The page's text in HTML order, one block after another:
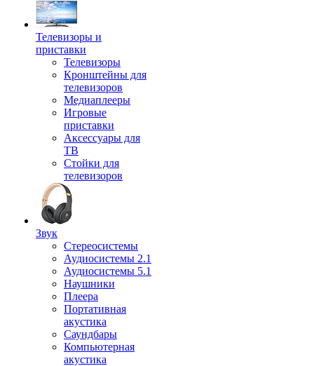
Телевизоры и
приставки
Телевизоры
Кронштейны для
телевизоров
Медиаплееры
Игровые
приставки
Аксессуары для
ТВ
Стойки для
телевизоров
Звук
Стереосистемы
Аудиосистемы 2.1
Аудиосистемы 5.1
Наушники
Плеера
Портативная
акустика
Саундбары
Компьютерная
акустика